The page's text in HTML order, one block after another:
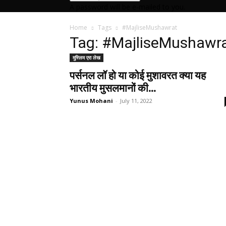
Home Tags #MajliseMushawrat
Tag:
मुस्लिम एरा लेख
पर्सनल लॉ हो या कोई मुशावरत क्या यह
भारतीय मुसलमानों की...
Yunus Mohani - July 11, 2022